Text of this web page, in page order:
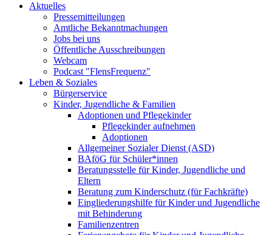
Aktuelles
Pressemitteilungen
Amtliche Bekanntmachungen
Jobs bei uns
Öffentliche Ausschreibungen
Webcam
Podcast "FlensFrequenz"
Leben & Soziales
Bürgerservice
Kinder, Jugendliche & Familien
Adoptionen und Pflegekinder
Pflegekinder aufnehmen
Adoptionen
Allgemeiner Sozialer Dienst (ASD)
BAföG für Schüler*innen
Beratungsstelle für Kinder, Jugendliche und
Eltern
Beratung zum Kinderschutz (für Fachkräfte)
Eingliederungshilfe für Kinder und Jugendliche
mit Behinderung
Familienzentren